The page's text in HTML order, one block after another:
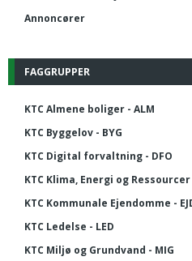
Annoncører
FAGGRUPPER
KTC Almene boliger - ALM
KTC Byggelov - BYG
KTC Digital forvaltning - DFO
KTC Klima, Energi og Ressourcer
KTC Kommunale Ejendomme -
KTC Ledelse - LED
KTC Miljø og Grundvand - MIG